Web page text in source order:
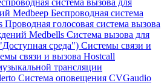
Medbeep Беспроводная система
Проводная голосовая система вызова
Medbells Система вызова для
среда") Системы связи и
связи и вызова Hostcall
трансляции
Система оповещения CVGaudio